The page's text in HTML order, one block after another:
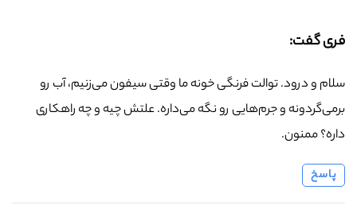
فری گفت:
سلام و درود. توالت فرنگی خونه ما وقتی سیفون می‌زنیم، آب رو
برمی‌گردونه و جرم‌هایی رو نگه می‌داره. علتش چیه و چه راهکاری
داره؟ ممنون.
پاسخ